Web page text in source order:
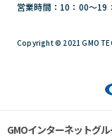
営業時間：10：00～19
Copyright © 2021 GMO
GMOインターネットグ